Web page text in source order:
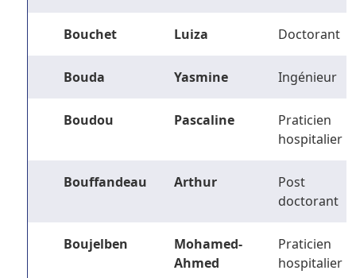
Bouchet Luiza Doctorant
Bouda Yasmine Ingénieur
Boudou Pascaline
Praticien
hospitalier
Bouffandeau Arthur
Post
doctorant
Boujelben
Mohamed-
Ahmed
Praticien
hospitalier